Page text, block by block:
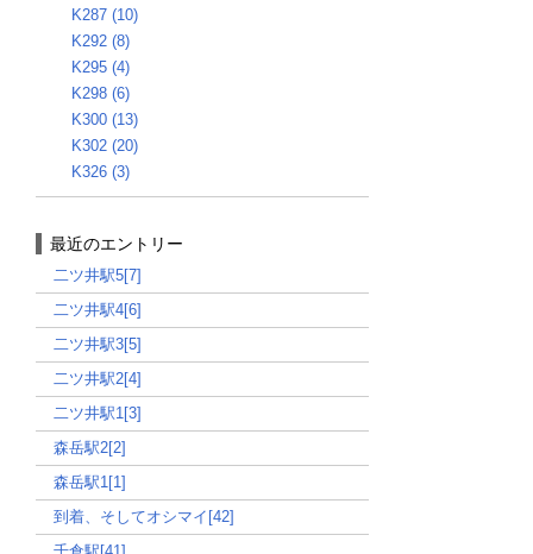
K287 (10)
K292 (8)
K295 (4)
K298 (6)
K300 (13)
K302 (20)
K326 (3)
最近のエントリー
二ツ井駅5[7]
二ツ井駅4[6]
二ツ井駅3[5]
二ツ井駅2[4]
二ツ井駅1[3]
森岳駅2[2]
森岳駅1[1]
到着、そしてオシマイ[42]